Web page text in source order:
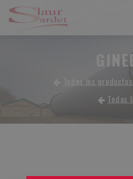
Todos los
Todas